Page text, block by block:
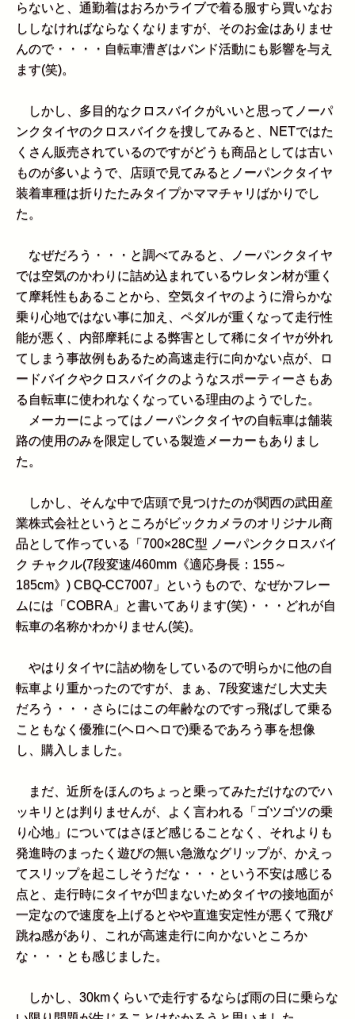
らないと、通勤着はおろかライブで着る服すら買いなお
ししなければならなくなりますが、そのお金はありませ
んので・・・・自転車漕ぎはバンド活動にも影響を与え
ます(笑)。
しかし、多目的なクロスバイクがいいと思ってノーパ
ンクタイヤのクロスバイクを捜してみると、NETではた
くさん販売されているのですがどうも商品としては古い
ものが多いようで、店頭で見てみるとノーパンクタイヤ
装着車種は折りたたみタイプかママチャリばかりでし
た。
なぜだろう・・・と調べてみると、ノーパンクタイヤ
では空気のかわりに詰め込まれているウレタン材が重く
て摩耗性もあることから、空気タイヤのように滑らかな
乗り心地ではない事に加え、ペダルが重くなって走行性
能が悪く、内部摩耗による弊害として稀にタイヤが外れ
てしまう事故例もあるため高速走行に向かない点が、ロ
ードバイクやクロスバイクのようなスポーティーさもあ
る自転車に使われなくなっている理由のようでした。
メーカーによってはノーパンクタイヤの自転車は舗装
路の使用のみを限定している製造メーカーもありまし
た。
しかし、そんな中で店頭で見つけたのが関西の武田産
業株式会社というところがビックカメラのオリジナル商
品として作っている「700×28C型 ノーパンククロスバイ
ク チャクル(7段変速/460mm《適応身長：155～
185cm》) CBQ-CC7007」というもので、なぜかフレー
ムには「COBRA」と書いてあります(笑)・・・どれが自
転車の名称かわかりません(笑)。
やはりタイヤに詰め物をしているので明らかに他の自
転車より重かったのですが、まぁ、7段変速だし大丈夫
だろう・・・さらにはこの年齢なのですっ飛ばして乗る
こともなく優雅に(ヘロヘロで)乗るであろう事を想像
し、購入しました。
まだ、近所をほんのちょっと乗ってみただけなのでハ
ッキリとは判りませんが、よく言われる「ゴツゴツの乗
り心地」についてはさほど感じることなく、それよりも
発進時のまったく遊びの無い急激なグリップが、かえっ
てスリップを起こしそうだな・・・という不安は感じる
点と、走行時にタイヤが凹まないためタイヤの接地面が
一定なので速度を上げるとやや直進安定性が悪くて飛び
跳ね感があり、これが高速走行に向かないところか
な・・・とも感じました。
しかし、30kmくらいで走行するならば雨の日に乗らな